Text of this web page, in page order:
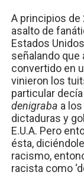
A principios de
asalto de
Estados
señalando que
convertido en
vinieron los
particular
denigraba a
dictaduras y
E.U.A. Pero
ésta,
racismo,
racista como